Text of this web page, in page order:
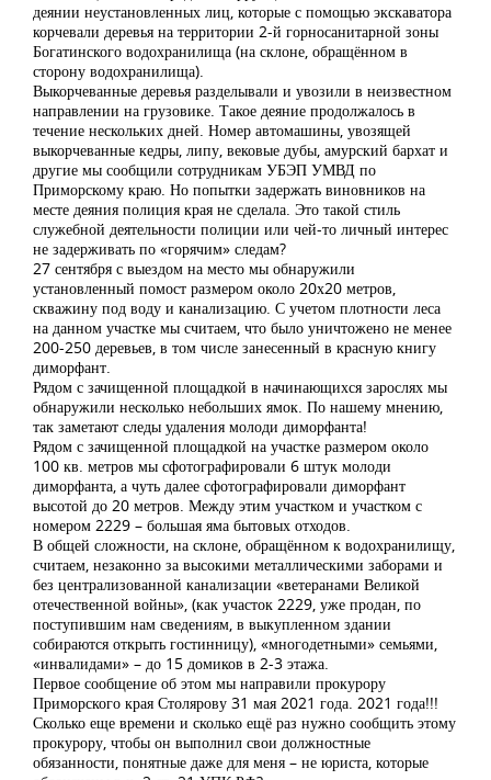
деянии неустановленных лиц, которые с помощью экскаватора
корчевали деревья на территории 2-й горносанитарной зоны
Богатинского водохранилища (на склоне, обращённом в
сторону водохранилища).
Выкорчеванные деревья разделывали и увозили в неизвестном
направлении на грузовике. Такое деяние продолжалось в
течение нескольких дней. Номер автомашины, увозящей
выкорчеванные кедры, липу, вековые дубы, амурский бархат и
другие мы сообщили сотрудникам УБЭП УМВД по
Приморскому краю. Но попытки задержать виновников на
месте деяния полиция края не сделала. Это такой стиль
служебной деятельности полиции или чей-то личный интерес
не задерживать по «горячим» следам?
27 сентября с выездом на место мы обнаружили
установленный помост размером около 20х20 метров,
скважину под воду и канализацию. С учетом плотности леса
на данном участке мы считаем, что было уничтожено не менее
200-250 деревьев, в том числе занесенный в красную книгу
диморфант.
Рядом с зачищенной площадкой в начинающихся зарослях мы
обнаружили несколько небольших ямок. По нашему мнению,
так заметают следы удаления молоди диморфанта!
Рядом с зачищенной площадкой на участке размером около
100 кв. метров мы сфотографировали 6 штук молоди
диморфанта, а чуть далее сфотографировали диморфант
высотой до 20 метров. Между этим участком и участком с
номером 2229 – большая яма бытовых отходов.
В общей сложности, на склоне, обращённом к водохранилищу,
считаем, незаконно за высокими металлическими заборами и
без централизованной канализации «ветеранами Великой
отечественной войны», (как участок 2229, уже продан, по
поступившим нам сведениям, в выкупленном здании
собираются открыть гостинницу), «многодетными» семьями,
«инвалидами» – до 15 домиков в 2-3 этажа.
Первое сообщение об этом мы направили прокурору
Приморского края Столярову 31 мая 2021 года. 2021 года!!!
Сколько еще времени и сколько ещё раз нужно сообщить этому
прокурору, чтобы он выполнил свои должностные
обязанности, понятные даже для меня – не юриста, которые